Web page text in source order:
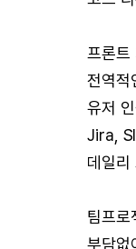
프론
전역적
유저
Jira,
데일리
팀프로
부담없